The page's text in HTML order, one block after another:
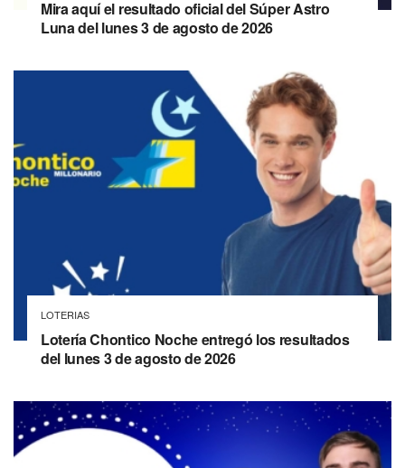
Mira aquí el resultado oficial del Súper Astro
Luna del lunes 3 de agosto de 2026
LOTERIAS
Lotería Chontico Noche entregó los resultados
del lunes 3 de agosto de 2026